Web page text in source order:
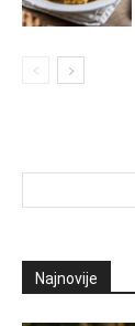
Najnovije